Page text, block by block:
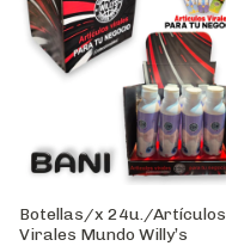
Botellas/x 24u./Artículos
Virales Mundo Willy’s